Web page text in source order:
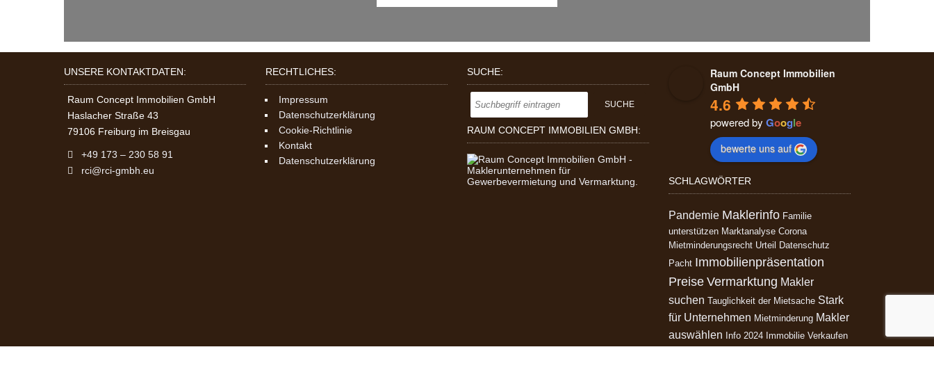
UNSERE KONTAKTDATEN:
Raum Concept Immobilien GmbH
Haslacher Straße 43
79106 Freiburg im Breisgau
+49 173 – 230 58 91
rci@rci-gmbh.eu
RECHTLICHES:
Impressum
Datenschutzerklärung
Cookie-Richtlinie
Kontakt
Datenschutzerklärung
SUCHE:
RAUM CONCEPT IMMOBILIEN GMBH:
Raum Concept Immobilien
GmbH
4.6
powered by Google
bewerte uns auf
SCHLAGWÖRTER
Pandemie Maklerinfo Familie
unterstützen Marktanalyse Corona
Mietminderungsrecht Urteil
Datenschutz
Pacht Immobilienpräsentation
Preise Vermarktung Makler
suchen Tauglichkeit der Mietsache Stark
für Unternehmen Mietminderung Makler
auswählen Info 2024 Immobilie Verkaufen